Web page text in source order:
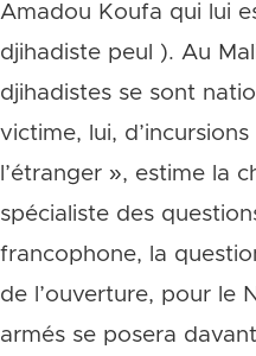
Amadou Koufa qui lui
djihadiste peul ). Au
djihadistes se sont
victime, lui,
l’étranger », estime la
spécialiste des
francophone, la
de l’ouverture, pour le
armés se posera